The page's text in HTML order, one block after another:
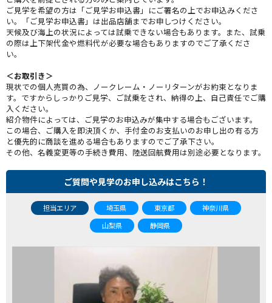
ご見学を希望の方は「ご見学お申込書」にご署名の上でお申込みくださ
い。「ご見学お申込書」は出品店舗までお申しつけください。
天候及び海上の状況によっては試乗できない場合もあります。また、試乗
の際は上下架代金や燃料代が必要な場合もありますのでご了承くださ
い。
＜お取引き＞
現状での個人売買の為、ノークレーム・ノーリターンがお約束となりま
す。ですからしっかりご見学、ご試乗をされ、納得の上、自己責任でご購
入ください。
紹介物件によっては、ご見学のお申込みが集中する場合もございます。
この場合、ご購入を即決頂くか、手付金のお支払いのお申し出の有る方
と優先的に商談を進める場合もありますのでご了承下さい。
その他、名義変更等の手続き費用、陸送回航費用は別途必要となります。
ご質問や見学のお申し込みはこちら！
担当エリア 埼玉県 東京都
神奈川県
山梨県
静岡県